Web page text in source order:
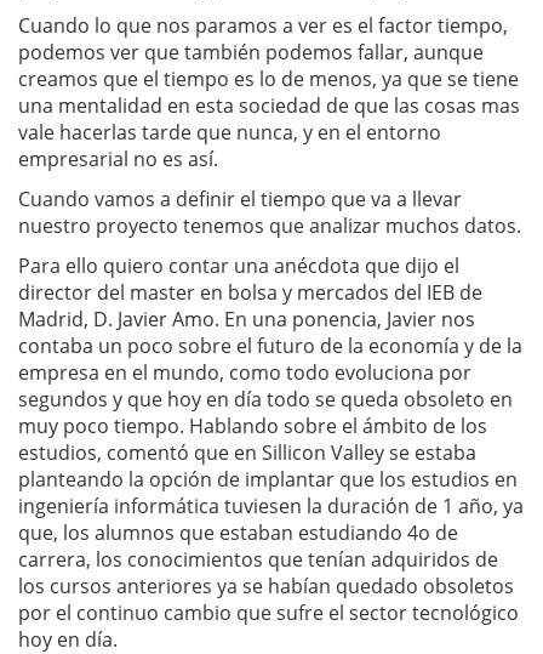
Cuando lo que nos paramos a ver es el factor tiempo,
podemos ver que también podemos fallar, aunque
creamos que el tiempo es lo de menos, ya que se tiene
una mentalidad en esta sociedad de que las cosas mas
vale hacerlas tarde que nunca, y en el entorno
empresarial no es así.
Cuando vamos a definir el tiempo que va a llevar
nuestro proyecto tenemos que analizar muchos datos.
Para ello quiero contar una anécdota que dijo el
director del master en bolsa y mercados del IEB de
Madrid, D. Javier Amo. En una ponencia, Javier nos
contaba un poco sobre el futuro de la economía y de la
empresa en el mundo, como todo evoluciona por
segundos y que hoy en día todo se queda obsoleto en
muy poco tiempo. Hablando sobre el ámbito de los
estudios, comentó que en Sillicon Valley se estaba
planteando la opción de implantar que los estudios en
ingeniería informática tuviesen la duración de 1 año, ya
que, los alumnos que estaban estudiando 4o de
carrera, los conocimientos que tenían adquiridos de
los cursos anteriores ya se habían quedado obsoletos
por el continuo cambio que sufre el sector tecnológico
hoy en día.